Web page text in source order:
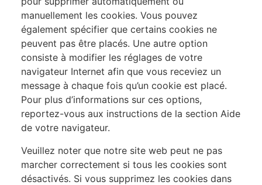
manuellement les cookies. Vous pouvez
également spécifier que certains cookies ne
peuvent pas être placés. Une autre option
consiste à modifier les réglages de votre
navigateur Internet afin que vous receviez un
message à chaque fois qu’un cookie est placé.
Pour plus d’informations sur ces options,
reportez-vous aux instructions de la section Aide
de votre navigateur.
Veuillez noter que notre site web peut ne pas
marcher correctement si tous les cookies sont
désactivés. Si vous supprimez les cookies dans